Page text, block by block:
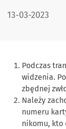
DATA
13-03-2023
Podczas
widzenia.
zbędnej
Należy
numeru
nikomu, kto